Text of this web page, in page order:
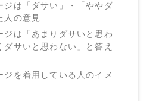
ジは「ダサい」・「ややダ
人の意見
ジは「あまりダサいと思わ
ダサいと思わない」と答え
ジを着用している人のイメ